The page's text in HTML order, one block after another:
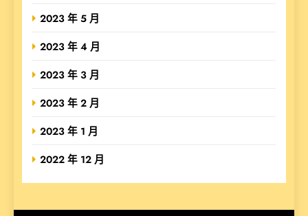
2023 年 5 月
2023 年 4 月
2023 年 3 月
2023 年 2 月
2023 年 1 月
2022 年 12 月